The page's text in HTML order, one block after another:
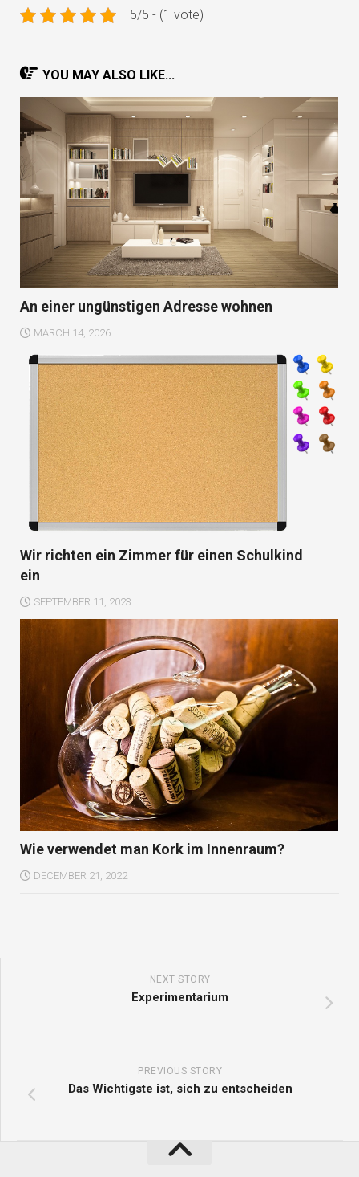
5/5 - (1 vote)
YOU MAY ALSO LIKE...
An einer ungünstigen Adresse wohnen
MARCH 14, 2026
Wir richten ein Zimmer für einen Schulkind
ein
SEPTEMBER 11, 2023
Wie verwendet man Kork im Innenraum?
DECEMBER 21, 2022
NEXT STORY
Experimentarium
PREVIOUS STORY
Das Wichtigste ist, sich zu entscheiden